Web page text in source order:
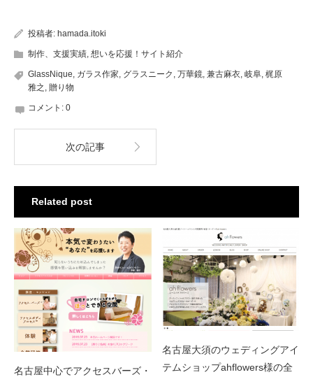
投稿者: hamada.itoki
制作、支援実績, 想いを応援！サイト紹介
GlassNique, ガラス作家, グラスニーク , 万華鏡, 兼古麻衣, 岐阜, 梶原
雅之 , 贈り物
コメント: 0
次の記事
Related post
名古屋中心でアクセスバーズ・
名古屋大須のウェディングアイ
テムショップahflowers様の全